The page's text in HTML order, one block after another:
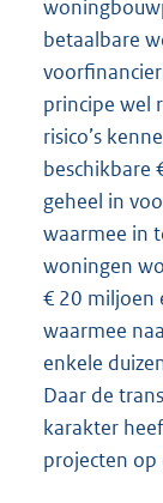
betaalbare
principe wel
risico’s
beschikbare
geheel in
waarmee in
woningen
€ 20 miljoen
waarmee
enkele
Daar de
karakter
projecten op